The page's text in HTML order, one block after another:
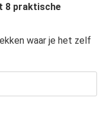
8 praktische
waar je het zelf